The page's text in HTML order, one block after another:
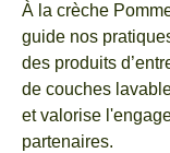
À la crèche
guide nos
des produits
de couches
et valorise
partenaires.